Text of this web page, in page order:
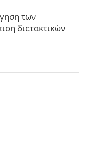
των
διατακτικών